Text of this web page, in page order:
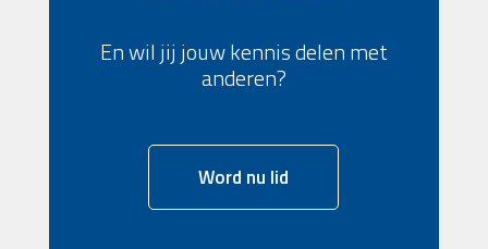
En wil jij jouw kennis delen met
anderen?
Word nu lid